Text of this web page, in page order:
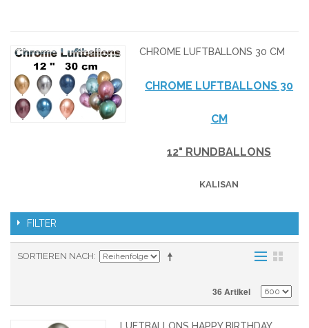
CHROME LUFTBALLONS 30 CM
CHROME LUFTBALLONS 30
CM
12" RUNDBALLONS
KALISAN
FILTER
SORTIEREN NACH
36 Artikel
LUFTBALLONS HAPPY BIRTHDAY